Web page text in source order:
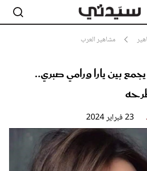
مشاهير العرب
بين يارا ورامي صبري..
23 فبراير 2024